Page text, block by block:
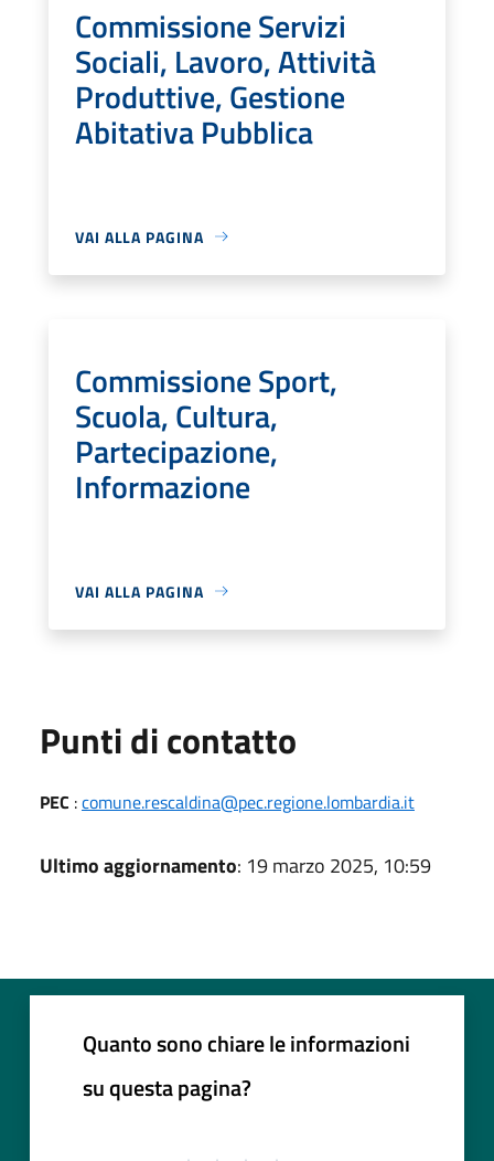
Commissione Servizi
Sociali, Lavoro, Attività
Produttive, Gestione
Abitativa Pubblica
VAI ALLA PAGINA
Commissione Sport,
Scuola, Cultura,
Partecipazione,
Informazione
VAI ALLA PAGINA
Punti di contatto
PEC :comune.rescaldina@pec.regione.lombardia.it
Ultimo aggiornamento: 19 marzo 2025, 10:59
Quanto sono chiare le informazioni
su questa pagina?